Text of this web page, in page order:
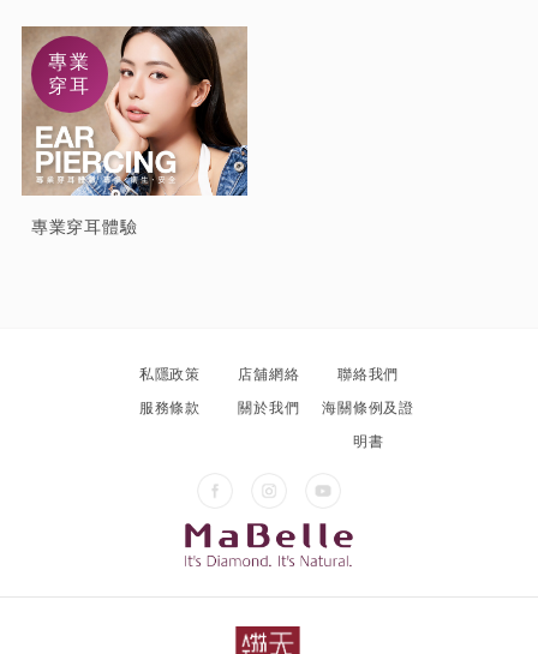
專業穿耳體驗
專業
穿耳
私隱政策 店舖網絡
聯絡我們
服務條款
關於我們
海關條例及證
明書